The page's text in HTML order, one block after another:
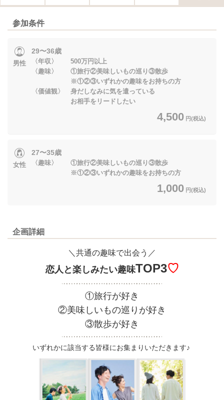
参加条件
男性
29〜36歳
〈年収〉 500万円以上
〈趣味〉 ①旅行②美味しいもの巡り③散歩
※①②③いずれかの趣味をお持ちの方
〈価値観〉 身だしなみに気を遣っている
お相手をリードしたい
4,500 円(税込)
女性
27〜35歳
〈趣味〉 ①旅行②美味しいもの巡り③散歩
※①②③いずれかの趣味をお持ちの方
1,000 円(税込)
企画詳細
＼共通の趣味で出会う／
恋人と楽しみたい趣味TOP3♡
①旅行が好き
②美味しいもの巡りが好き
③散歩が好き
いずれかに該当する皆様にお集まりいただきます♪